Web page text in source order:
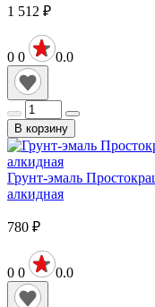
1 512 ₽
0 0 0.0
В корзину
Грунт-эмаль
алкидная
780 ₽
0 0 0.0